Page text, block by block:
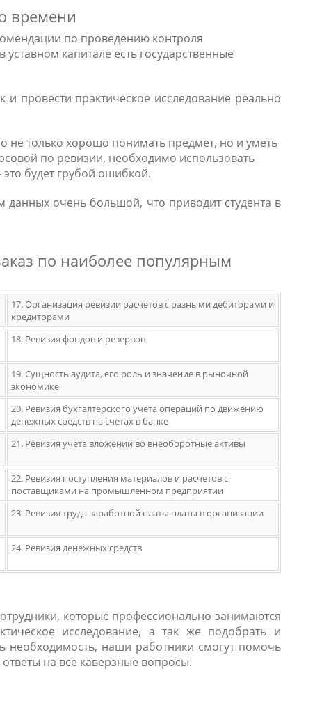
времени
по проведению контроля
капитале есть государственные
и провести практическое исследование реально
не только хорошо понимать предмет, но и уметь
по ревизии, необходимо использовать
будет грубой ошибкой.
очень большой, что приводит студента в
по наиболее популярным
17. Организация ревизии расчетов с разными дебиторами и
кредиторами
18. Ревизия фондов и резервов
19. Сущность аудита, его роль и значение в рыночной
экономике
20. Ревизия бухгалтерского учета операций по движению
денежных средств на счетах в банке
21. Ревизия учета вложений во внеоборотные активы
22. Ревизия поступления материалов и расчетов с
поставщиками на промышленном предприятии
23. Ревизия труда заработной платы платы в организации
24. Ревизия денежных средств
которые профессионально занимаются
исследование, а так же подобрать и
необходимость, наши работники смогут помочь
на все каверзные вопросы.